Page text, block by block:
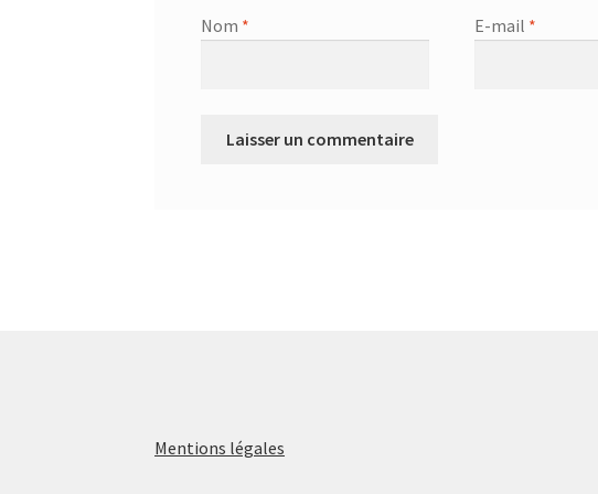
Nom * E-mail *
Mentions légales